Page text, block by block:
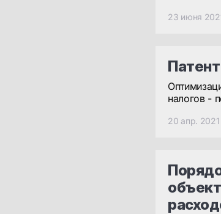
23 июня
налогов -
20 апр. 2021